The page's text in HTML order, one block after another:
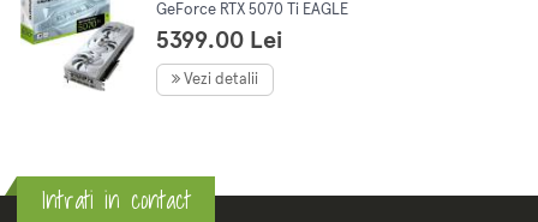
GeForce RTX 5070 Ti EAGLE
OC ICE SFF 16GB GDDR7 256-
bit DLSS 4.0
5399.00 Lei
Vezi detalii
Intrati in contact